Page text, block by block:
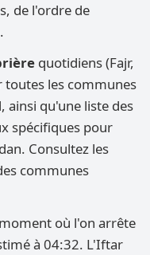
de l'ordre de
quotidiens (Fajr,
toutes les communes
ainsi qu'une liste des
spécifiques pour
Consultez les
communes
où l'on arrête
à 04:32. L'Iftar